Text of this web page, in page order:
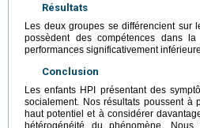
Résultats
Les deux groupes se différencient sur
possèdent des compétences dans
performances significativement
Conclusion
Les enfants HPI présentant des
socialement. Nos résultats poussent
haut potentiel et à considérer
hétérogénéité du phénomène.